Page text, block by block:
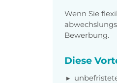
Wenn Sie
Bewerbung.
Diese